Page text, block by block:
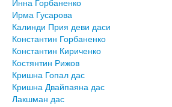
Ирма Гусарова
Калинди Прия деви даси
Константин Горбаненко
Константин Кириченко
Костянтин Рижов
Кришна Гопал дас
Кришна Двайпаяна дас
Лакшман дас